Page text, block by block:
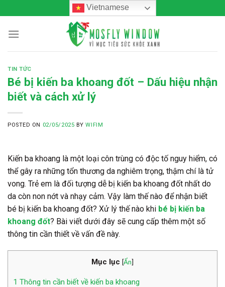
to
content
Vietnamese
TIN TỨC
Bé bị kiến ba khoang đốt – Dấu hiệu nhận
biết và cách xử lý
POSTED ON 02/05/2025 BYWIFIM
Kiến ba khoang là một loại côn trùng có độc tố nguy hiểm, có
thể gây ra những tổn thương da nghiêm trọng, thậm chí là tử
vong. Trẻ em là đối tượng dễ bị kiến ba khoang đốt nhất do
da còn non nớt và nhạy cảm. Vậy làm thế nào để nhận biết
bé bị kiến ba khoang đốt? Xử lý thế nào khi bé bị kiến ba
khoang đốt? Bài viết dưới đây sẽ cung cấp thêm một số
thông tin cần thiết về vấn đề này.
Mục lục [Ẩn]
1 Thông tin cần biết về kiến ba khoang